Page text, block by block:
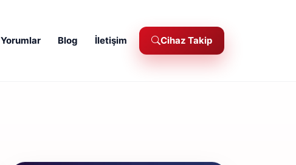
Yorumlar Blog İletişim Cihaz Takip